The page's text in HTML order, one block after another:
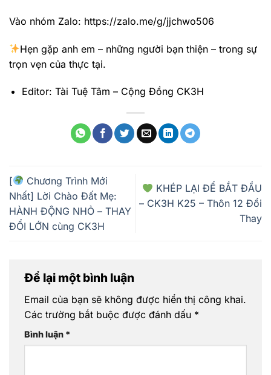
Vào nhóm Zalo: https://zalo.me/g/jjchwo506
Hẹn gặp anh em – những người bạn thiện – trong sự
trọn vẹn của thực tại.
Editor: Tài Tuệ Tâm – Cộng Đồng CK3H
[
Chương Trình Mới
Nhất] Lời Chào Đất Mẹ:
HÀNH ĐỘNG NHỎ – THAY
ĐỔI LỚN cùng CK3H
KHÉP LẠI ĐỂ BẮT ĐẦU
– CK3H K25 – Thôn 12 Đổi
Thay
Để lại một bình luận
Email của bạn sẽ không được hiển thị công khai.
Các trường bắt buộc được đánh dấu *
Bình luận *